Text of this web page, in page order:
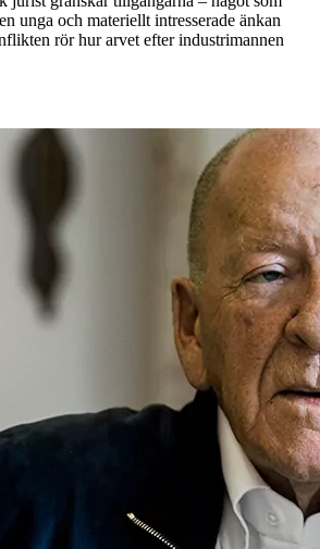
unga och materiellt intresserade änkan
rör hur arvet efter industrimannen